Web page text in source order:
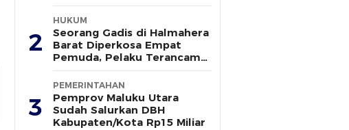
2
HUKUM
Seorang Gadis di Halmahera
Barat Diperkosa Empat
Pemuda, Pelaku Terancam
15 Tahun Penjara
3
PEMERINTAHAN
Pemprov Maluku Utara
Sudah Salurkan DBH
Kabupaten/Kota Rp15 Miliar